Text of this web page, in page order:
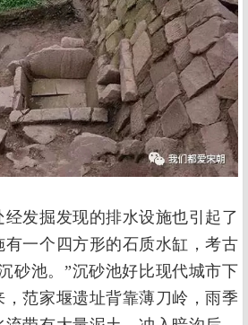
发掘发现的排水设施也引起了
有一个四方形的石质水缸，考古
砂池。”沉砂池好比现代城市下
范家堰遗址背靠薄刀岭，雨季